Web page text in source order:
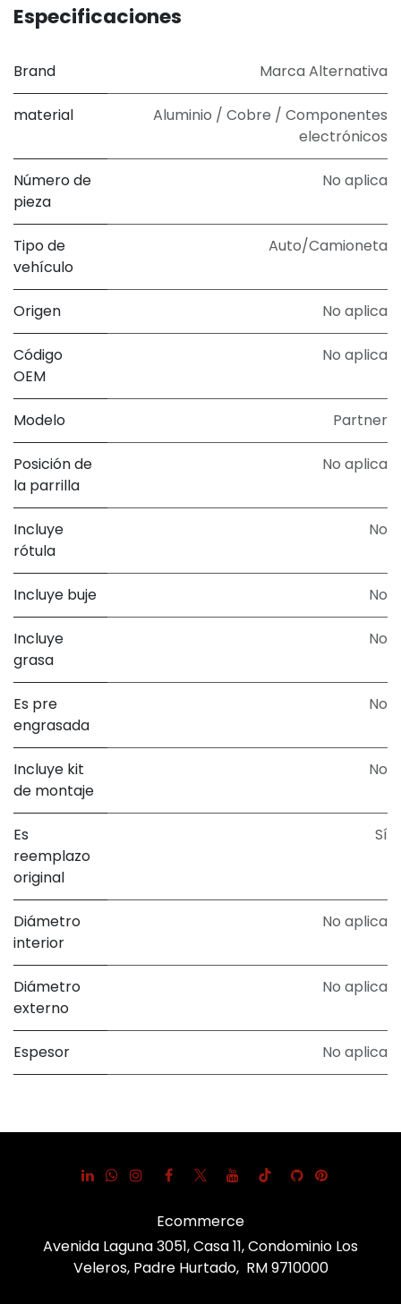
Especificaciones
Brand Marca Alternativa
material
Aluminio / Cobre / Componentes
electrónicos
Número de
pieza
No aplica
Tipo de
vehículo
Auto/Camioneta
Origen No aplica
Código
OEM
No aplica
Modelo Partner
Posición de
la parrilla
No aplica
Incluye
rótula
No
Incluye buje No
Incluye
grasa
No
Es pre
engrasada
No
Incluye kit
de montaje
No
Es
reemplazo
original
Sí
Diámetro
interior
No aplica
Diámetro
externo
No aplica
Espesor No aplica
Ecommerce
Avenida Laguna 3051, Casa 11, Condominio Los
Veleros, Padre Hurtado, RM 9710000